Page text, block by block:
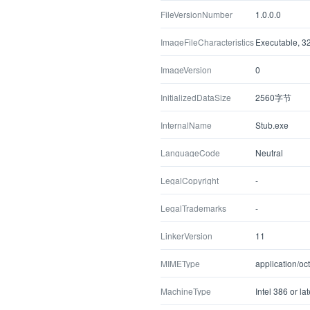
FileVersionNumber 1.0.0.0
ImageFileCharacteristicsExecutable,
ImageVersion 0
InitializedDataSize 2560字节
InternalName Stub.exe
LanguageCode Neutral
LegalCopyright -
LegalTrademarks -
LinkerVersion 11
MIMEType application/
MachineType Intel 386 or